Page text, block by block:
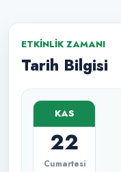
ETKINLIK ZAMANI
Tarih Bilgisi
KAS
22
Cumartesi